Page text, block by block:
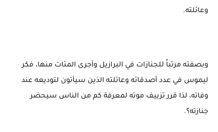
وعائلته.
وبصفته مرتباً للجنازات في البرازيل وأجرى المئات منها، فكر
ليموس في عدد أصدقائه وعائلته الذين سيأتون لتوديعه عند
وفاته، لذا قرر تزييف موته لمعرفة كم من الناس سيحضر
جنازته؟.